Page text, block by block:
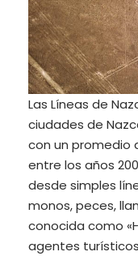
Las Líneas de
ciudades de
con un promedio
entre los años
desde simples
monos, peces,
conocida como
agentes